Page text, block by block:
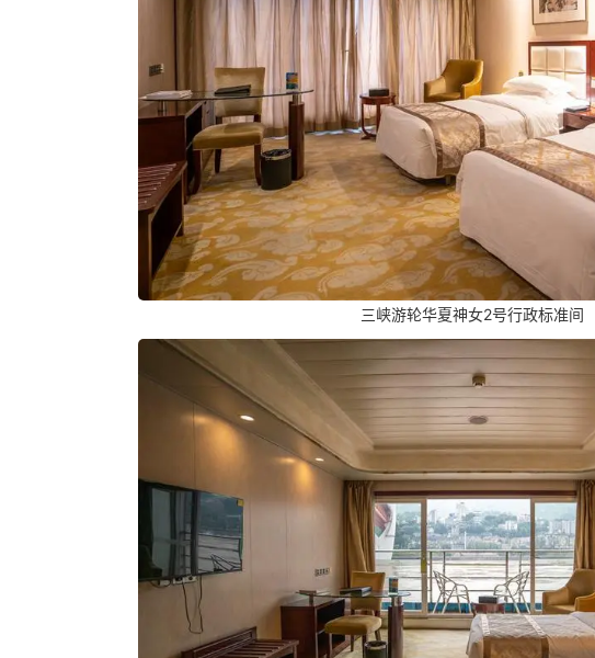
三峡游轮华夏神女2号行政标准间